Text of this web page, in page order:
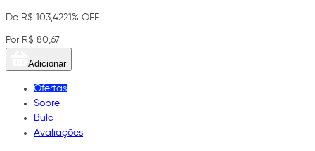
De R$ 103,4221% OFF
Por R$ 80,67
Adicionar
Ofertas
Sobre
Bula
Avaliações